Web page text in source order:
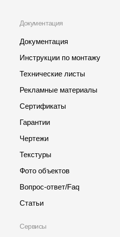
Документация
Документация
Инструкции по монтажу
Технические листы
Рекламные материалы
Сертификаты
Гарантии
Чертежи
Текстуры
Фото объектов
Вопрос-ответ/Faq
Статьи
Сервисы